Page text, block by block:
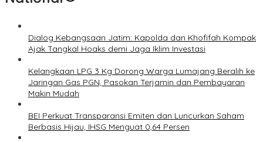
Dialog Kebangsaan Jatim: Kapolda dan Khofifah Kompak
Ajak Tangkal Hoaks demi Jaga Iklim Investasi
Kelangkaan LPG 3 Kg Dorong Warga Lumajang Beralih ke
Jaringan Gas PGN, Pasokan Terjamin dan Pembayaran
Makin Mudah
BEI Perkuat Transparansi Emiten dan Luncurkan Saham
Berbasis Hijau, IHSG Menguat 0,64 Persen